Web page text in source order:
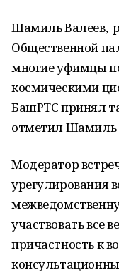
Шамиль Валеев,
Общественной
многие уфимцы
космическими
БашРТС принял
отметил Шамиль
Модератор
урегулирования
участвовать все
причастность к